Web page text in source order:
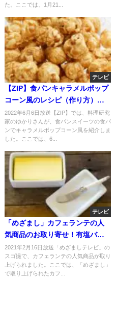
た。ここでは、1月21...
テレビ
【ZIP】食パンキャラメルポップ
コーン風のレシピ（作り方）
は？ゆかりさんが伝授！
2022年6月6日放送【ZIP】では、料理研究
家のゆかりさんが、食パンスイーツの食パ
ンでキャラメルポップコーン風を紹介しま
した。ここでは、6...
テレビ
「めざまし」カフェランテの人
気商品のお取り寄せ！有塩バタ
ーやクィックミルク？
2021年2月16日放送「めざましテレビ」の
スゴ撮で、カフェランテの人気商品が取り
上げられました。ここでは、「めざまし」
で取り上げられたカフ...